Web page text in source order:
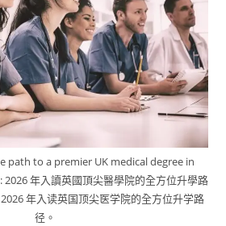
path to a premier UK medical degree in
年入讀英國頂尖醫學院的全方位升學路
年入读英国顶尖医学院的全方位升学路
径。